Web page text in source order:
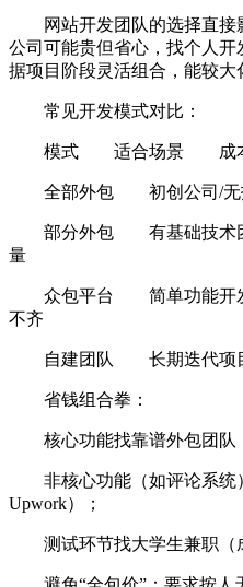
网站开发团队的选择直
公司可能贵但省心，找个人
据项目阶段灵活组合，能较大
常见开发模式对比：
模式 适合场景 成
全部外包 初创公司/
部分外包 有基础技术
量
众包平台 简单功能开
不齐
自建团队 长期迭代项
省钱组合拳：
核心功能找靠谱外包团队
非核心功能（如评论系统
Upwork）；
测试环节找大学生兼职（